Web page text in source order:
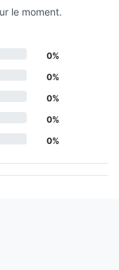
le moment.
0%
0%
0%
0%
0%